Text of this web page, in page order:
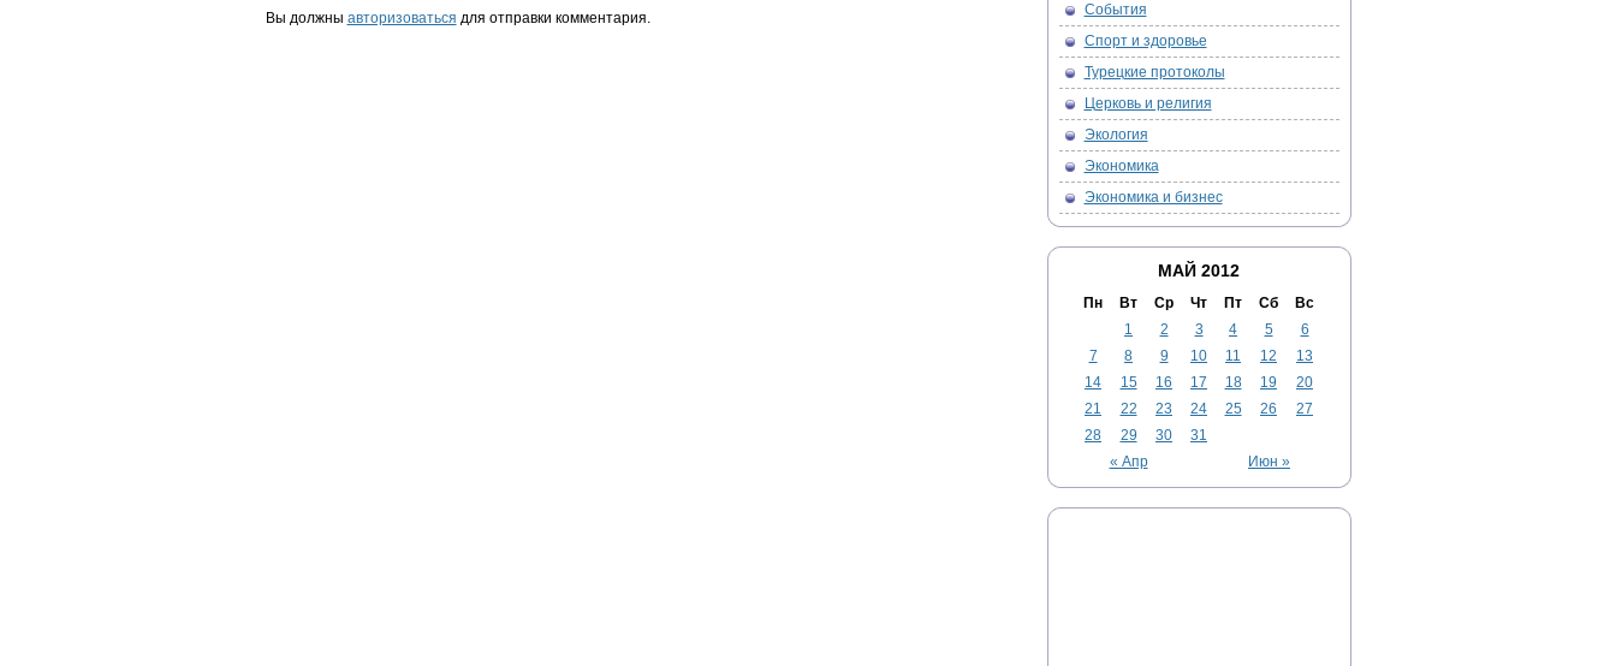
Вы должны авторизоваться для отправки комментария.
События
Спорт и здоровье
Турецкие протоколы
Церковь и религия
Экология
Экономика
Экономика и бизнес
МАЙ 2012
Пн Вт Ср Чт Пт Сб Вс
« Апр Июн »
1 2 3 4 5
6
7
8 9 10 11 12
13
14
15 16 17 18 19
20
21
22 23 24 25 26
27
28
29 30 31